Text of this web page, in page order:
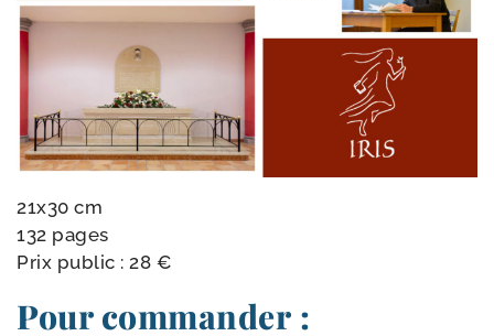
21x30 cm
132 pages
Prix public : 28 €
Pour commander :